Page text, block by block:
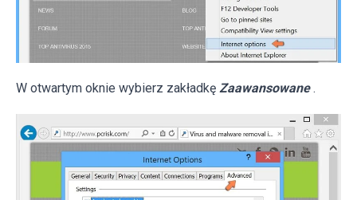
W otwartym oknie wybierz zakładkę Zaawansowane .